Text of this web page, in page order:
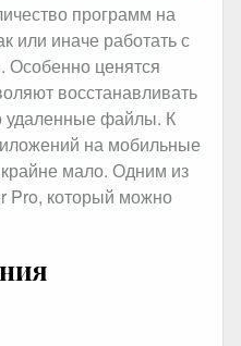
программ на
или иначе работать с
Особенно ценятся
восстанавливать
удаленные файлы. К
на мобильные
мало. Одним из
Pro, который можно